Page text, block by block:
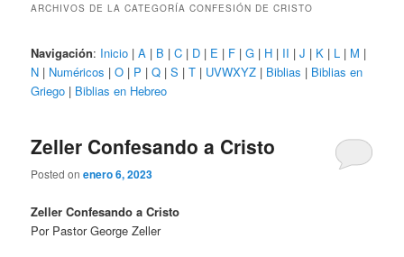
ARCHIVOS DE LA CATEGORÍACONFESIÓN DE CRISTO
Navigación: Inicio |A | B |C | D | E | F |G | H | II |J | K | L | M |
N | Numéricos |O | P |Q |S |T | UVWXYZ | Biblias | Biblias en
Griego | Biblias en Hebreo
Zeller Confesando a Cristo
Posted onenero 6, 2023
Zeller Confesando a Cristo
Por Pastor George Zeller